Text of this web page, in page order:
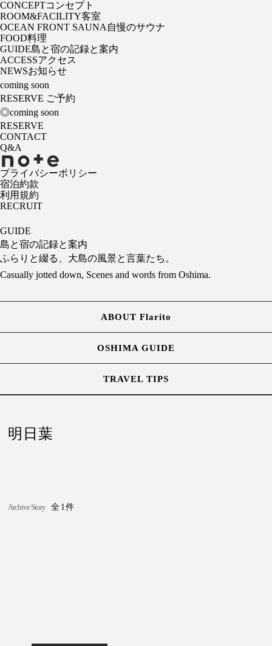
CONCEPTコンセプト
ROOM&FACILITY客室
OCEAN FRONT SAUNA 自慢のサウナ
FOOD料理
GUIDE島と宿の記録と案内
ACCESSアクセス
NEWSお知らせ
coming soon
RESERVE ご予約
◎coming soon
RESERVE
CONTACT
Q&A
プライバシーポリシー
宿泊約款
利用規約
RECRUIT
GUIDE
島と宿の記録と案内
ふらりと綴る、大島の風景と言葉たち。
Casually jotted down, Scenes and words from Oshima.
ABOUT Flarito
OSHIMA GUIDE
TRAVEL TIPS
明日葉
Archive Story 全1件